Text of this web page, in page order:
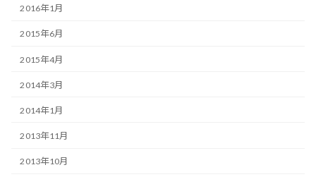
2016年1月
2015年6月
2015年4月
2014年3月
2014年1月
2013年11月
2013年10月